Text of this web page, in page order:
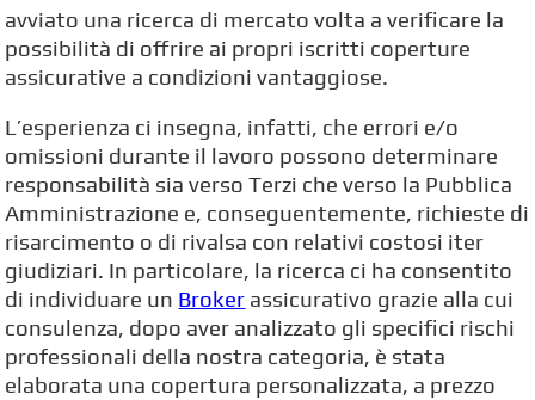
avviato una ricerca di mercato volta a verificare la
possibilità di offrire ai propri iscritti coperture
assicurative a condizioni vantaggiose.
L’esperienza ci insegna, infatti, che errori e/o
omissioni durante il lavoro possono determinare
responsabilità sia verso Terzi che verso la Pubblica
Amministrazione e, conseguentemente, richieste di
risarcimento o di rivalsa con relativi costosi iter
giudiziari. In particolare, la ricerca ci ha consentito
di individuare un Broker assicurativo grazie alla cui
consulenza, dopo aver analizzato gli specifici rischi
professionali della nostra categoria, è stata
elaborata una copertura personalizzata, a prezzo